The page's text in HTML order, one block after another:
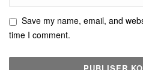
Save my name, email, and
time I comment.